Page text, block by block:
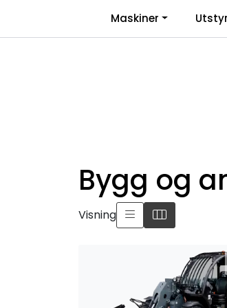
Facebook |
Maskiner
Bygg og
Visning